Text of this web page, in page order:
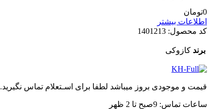
0تومان
اطلاعات بیشتر
کد محصول: 1401213
برند کازوکی
قیمت و موجودی بروز میباشد لطفا برای اسـتعلام تماس نگیرید.
ساعات تماس: 9صبح تا 2 ظهر